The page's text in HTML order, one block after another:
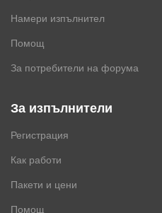
Намери изпълнител
Помощ
За потребители на форума
За изпълнители
Регистрация
Как работи
Пакети и цени
Помощ